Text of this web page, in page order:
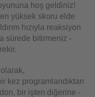
hoş geldiniz!
yüksek skoru elde
hızıyla reaksiyon
sürede bitirmeniz -
kez programlandıktan
bir işten diğerine -